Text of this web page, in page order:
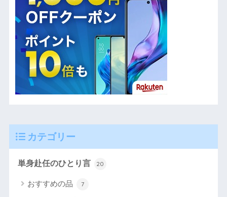
カテゴリー
単身赴任のひとり言 20
おすすめの品 7